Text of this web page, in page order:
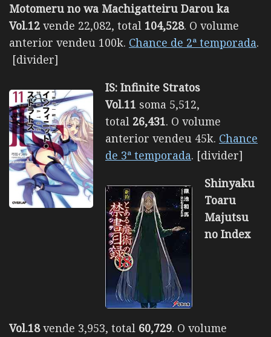
Motomeru no wa Machigatteiru Darou ka
Vol.12 vende 22,082, total 104,528. O volume
anterior vendeu 100k. Chance de 2ª temporada.
[divider]
IS: Infinite Stratos
Vol.11 soma 5,512,
total 26,431. O volume
anterior vendeu 45k. Chance
de 3ª temporada. [divider]
Shinyaku
Toaru
Majutsu
no Index
Vol.18vende 3,953, total 60,729. O volume